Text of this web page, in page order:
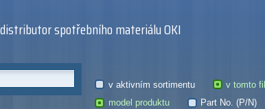
spotřebního materiálu OKI
v aktivním sortimentu
v tomto
model produktu
Part No. (P/N)